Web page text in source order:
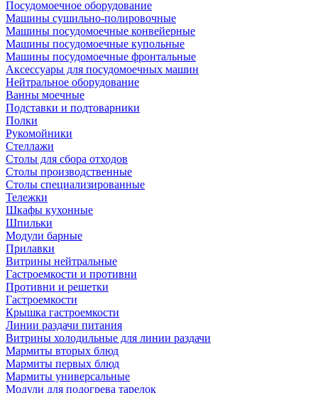
Посудомоечное оборудование
Машины сушильно-полировочные
Машины посудомоечные конвейерные
Машины посудомоечные купольные
Машины посудомоечные фронтальные
Аксессуары для посудомоечных машин
Нейтральное оборудование
Ванны моечные
Подставки и подтоварники
Полки
Рукомойники
Стеллажи
Столы для сбора отходов
Столы производственные
Столы специализированные
Тележки
Шкафы кухонные
Шпильки
Модули барные
Прилавки
Витрины нейтральные
Гастроемкости и противни
Противни и решетки
Гастроемкости
Крышка гастроемкости
Линии раздачи питания
Витрины холодильные для линии раздачи
Мармиты вторых блюд
Мармиты первых блюд
Мармиты универсальные
Модули для подогрева тарелок